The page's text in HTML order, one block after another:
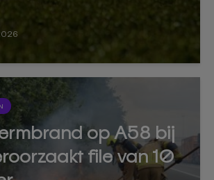
op A58 bij
file van 10